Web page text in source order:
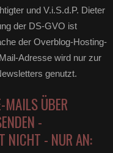
und V.i.S.d.P. Dieter
der DS-GVO ist
der Overblog-Hosting-
Adresse wird nur zur
genutzt.
MAILS ÜBER
-
NICHT - NUR AN: